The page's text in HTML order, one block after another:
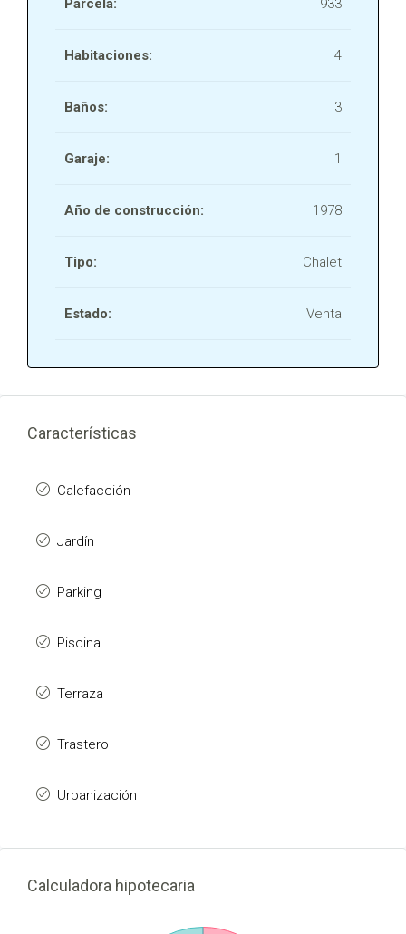
Parcela: 933
Habitaciones: 4
Baños: 3
Garaje: 1
Año de construcción: 1978
Tipo: Chalet
Estado: Venta
Características
Calefacción
Jardín
Parking
Piscina
Terraza
Trastero
Urbanización
Calculadora hipotecaria